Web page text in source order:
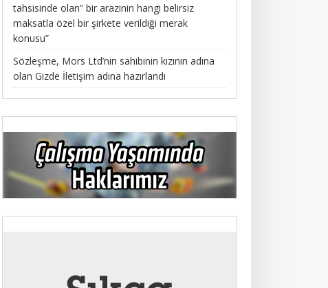
tahsisinde olan” bir arazinin hangi belirsiz
maksatla özel bir şirkete verildiği merak
konusu”
Sözleşme, Mors Ltd’nin sahibinin kızının adına
olan Gizde İletişim adına hazırlandı